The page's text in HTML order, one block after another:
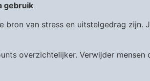
gebruik
bron van stress en uitstelgedrag
overzichtelijker. Verwijder